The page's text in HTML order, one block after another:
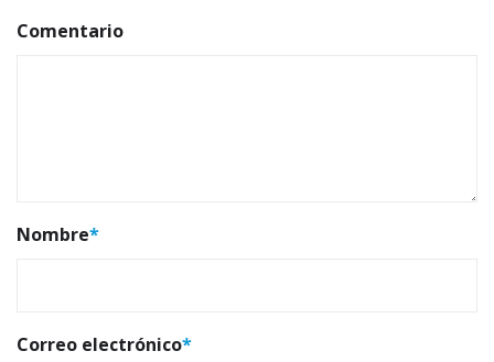
Comentario
Nombre*
Correo electrónico*